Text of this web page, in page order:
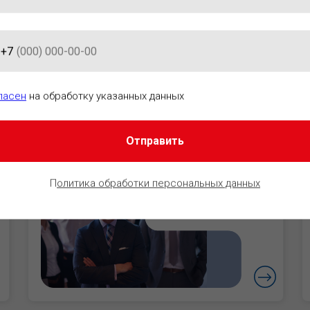
ПРАВОВОГО
Руководители
Уверенность в
безопасности
+7
на обработку указанных данных
Отправить
Политика обработки персональных данных